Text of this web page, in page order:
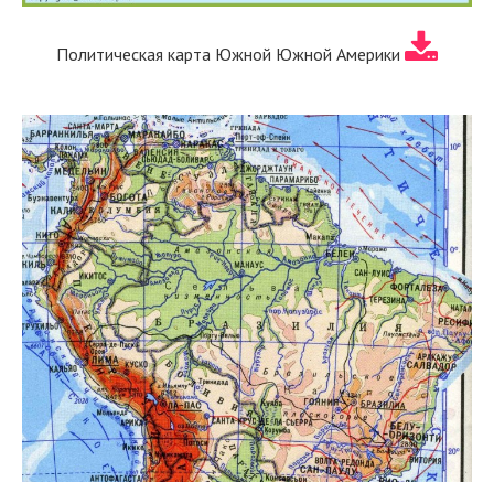
Политическая карта Южной Южной Америки